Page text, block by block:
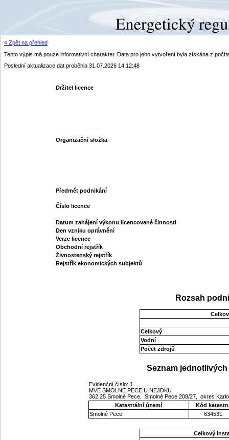
« Zpět na přehled
Tento výpis má pouze informativní charakter. Data pro jeho vytvoření byla získána z
Poslední aktualizace dat proběhla 31.07.2026 14:12:48
Držitel licence
Organizační složka
Předmět podnikání
Číslo licence
Datum zahájení výkonu licencované činnosti
Den vzniku oprávnění
Verze licence
Obchodní rejstřík
Živnostenský rejstřík
Rejstřík ekonomických subjektů
Rozsah
Celkový
Vodní
Počet zdrojů
Seznam
Evidenční číslo: 1
MVE SMOLNÉ PECE U NEJDKU
362 25 Smolné Pece, Smolné Pece 208/27, okres
Katastrální území
Kód
Smolné Pece
634531
Celkový